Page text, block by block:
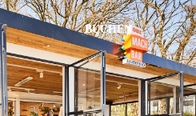
BUCHEN